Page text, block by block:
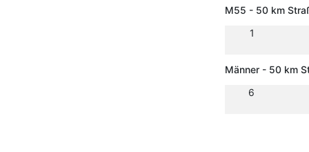
M55 - 50 km
1
Männer - 50 km
6